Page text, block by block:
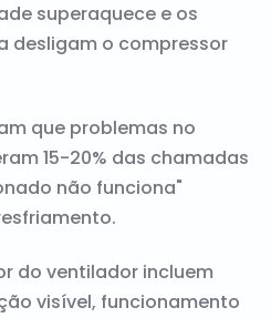
superaquece e os
desligam o compressor
que problemas no
15-20% das chamadas
não funciona"
do ventilador incluem
visível, funcionamento